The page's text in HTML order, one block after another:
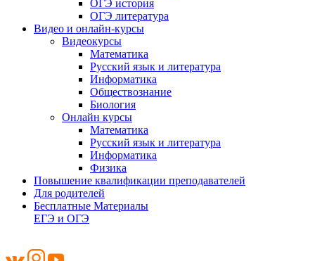
ОГЭ история
ОГЭ литература
Видео и онлайн-курсы
Видеокурсы
Математика
Русский язык и литература
Информатика
Обществознание
Биология
Онлайн курсы
Математика
Русский язык и литература
Информатика
Физика
Повышение квалификации преподавателей
Для родителей
Бесплатные Материалы
ЕГЭ и ОГЭ